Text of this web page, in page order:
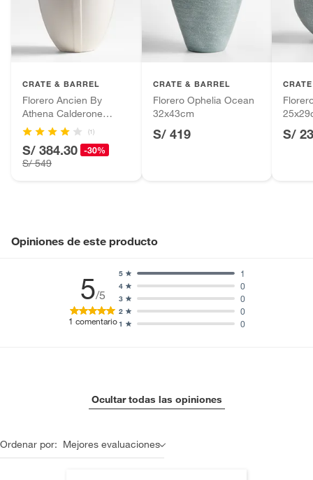
CRATE & BARREL
Florero Ancien By
Athena Calderone
43cm
(1)
S/ 384.30 -30%
S/ 549
CRATE & BARREL
Florero Ophelia Ocean
32x43cm
S/ 419 S/
Opiniones de este producto
5/5
1 comentario1 0
2 0
3 0
4 0
5 1
Ocultar todas las opiniones
Ordenar por: Mejores evaluaciones